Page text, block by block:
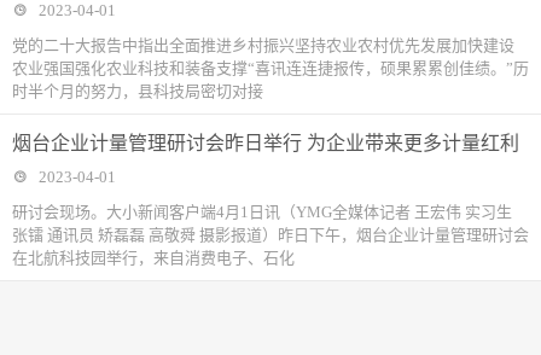
2023-04-01
党的二十大报告中指出全面推进乡村振兴坚持农业农村优先发展加快建设
农业强国强化农业科技和装备支撑“喜讯连连捷报传，硕果累累创佳绩。”历
时半个月的努力，县科技局密切对接
烟台企业计量管理研讨会昨日举行 为企业带来更多计量红利
2023-04-01
研讨会现场。大小新闻客户端4月1日讯（YMG全媒体记者 王宏伟 实习生
张镭 通讯员 矫磊磊 高敬舜 摄影报道）昨日下午，烟台企业计量管理研讨会
在北航科技园举行，来自消费电子、石化